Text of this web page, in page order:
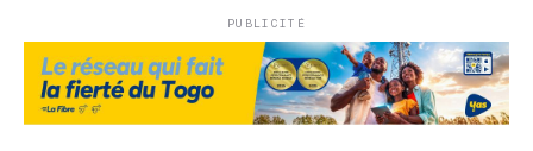
PUBLICITÉ